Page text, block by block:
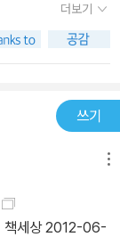
더보기
쓰기